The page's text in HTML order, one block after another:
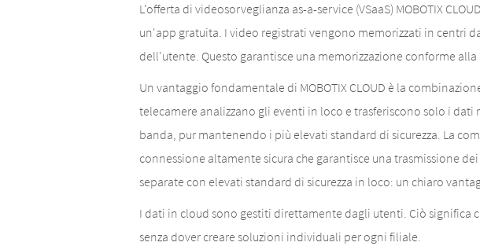
L'offerta di videosorveglianza as-a-service (VSaaS) MOBOTIX
un'app gratuita. I video registrati vengono memorizzati in centri
dell'utente. Questo garantisce una memorizzazione conforme
Un vantaggio fondamentale di MOBOTIX CLOUD è la
telecamere analizzano gli eventi in loco e trasferiscono solo i
banda, pur mantenendo i più elevati standard di sicurezza. La
connessione altamente sicura che garantisce una trasmissione
separate con elevati standard di sicurezza in loco: un chiaro
I dati in cloud sono gestiti direttamente dagli utenti. Ciò significa
senza dover creare soluzioni individuali per ogni filiale.